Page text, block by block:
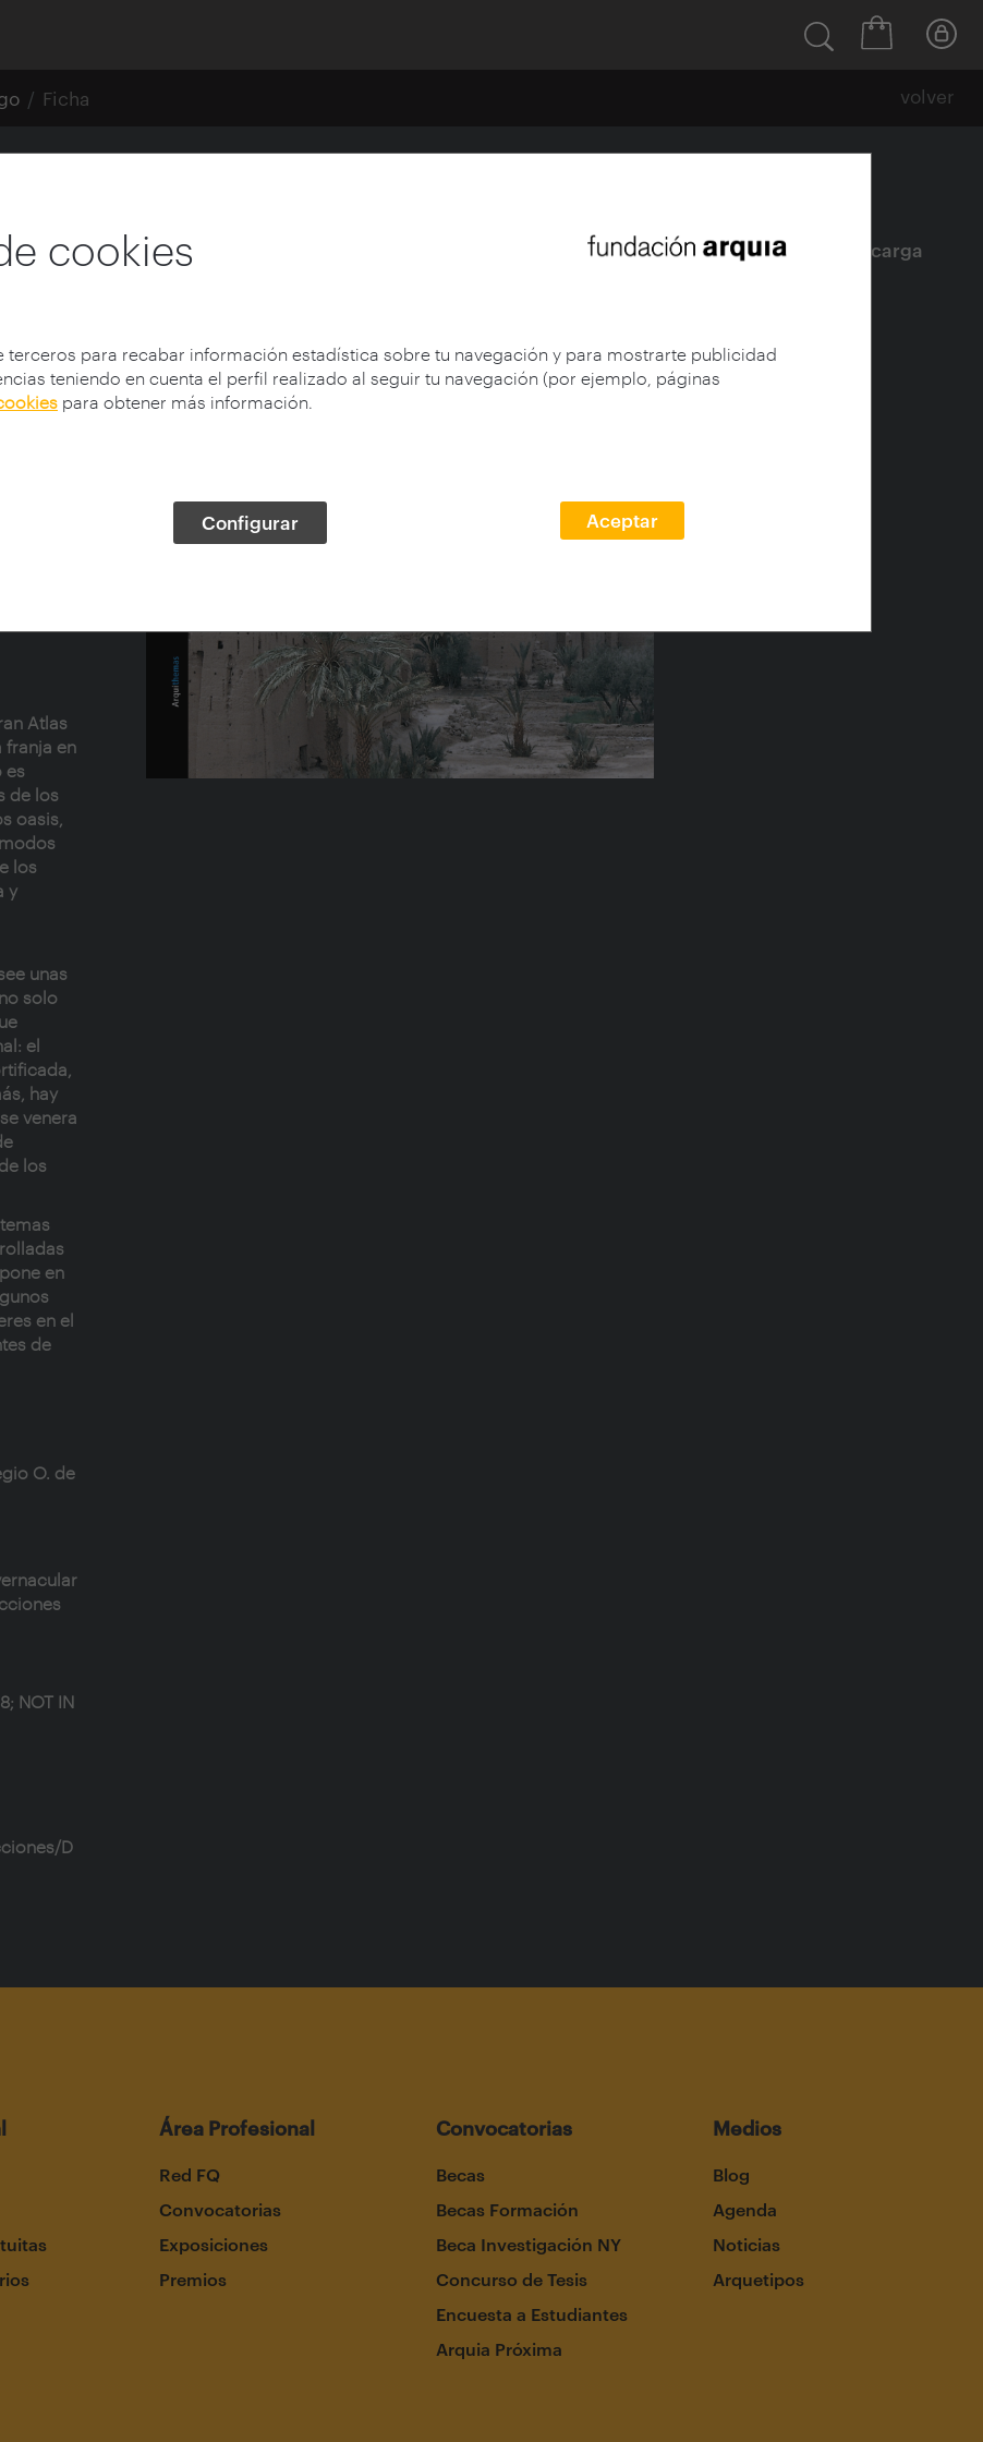
cookies
terceros para recabar información estadística sobre tu navegación y para mostrarte publicidad
teniendo en cuenta el perfil realizado al seguir tu navegación (por ejemplo, páginas
para obtener más información.
Configurar Aceptar
Ficha volver
en el sur de Marruecos
Ficha| Descarga
Atlas
franja en
es
de los
oasis,
los
y
unas
solo
el
hay
venera
los
en
en el
de
O. de
NOT IN
D
Área Profesional
Red FQ
Convocatorias
Exposiciones
Premios
Convocatorias
Becas
Becas Formación
Beca Investigación NY
Concurso de Tesis
Encuesta a Estudiantes
Arquia Próxima
Medios
Blog
Agenda
Noticias
Arquetipos